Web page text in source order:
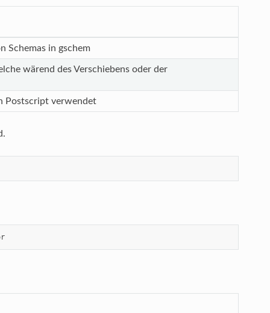
Schemas in gschem
wärend des Verschiebens oder der
Postscript verwendet